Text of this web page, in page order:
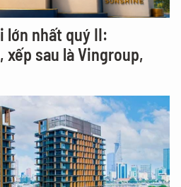
lớn nhất quý II:
xếp sau là Vingroup,